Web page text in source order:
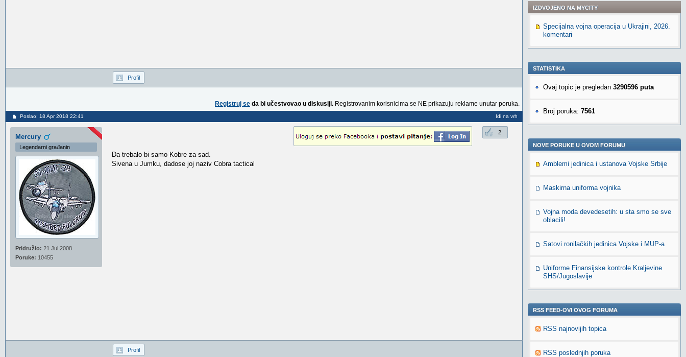
Profil
Registruj se da bi učestvovao u diskusiji. Registrovanim korisnicima se NE prikazuju reklame unutar poruka.
Poslao: 18 Apr 2018 22:41 Idi na vrh
Mercury
Legendarni građanin
Pridružio: 21 Jul 2008
Poruke: 10455
2
Da trebalo bi samo Kobre za sad.
Sivena u Jumku, dadose joj naziv Cobra tactical
Profil
IZDVOJENO NA MYCITY
Specijalna vojna operacija u Ukrajini, 2026.
komentari
STATISTIKA
Ovaj topic je pregledan 3290596 puta
Broj poruka: 7561
NOVE PORUKE U OVOM FORUMU
Amblemi jedinica i ustanova Vojske Srbije
Maskirna uniforma vojnika
Vojna moda devedesetih: u sta smo se sve
oblacili!
Satovi ronilačkih jedinica Vojske i MUP-a
Uniforme Finansijske kontrole Kraljevine
SHS/Jugoslavije
RSS FEED-OVI OVOG FORUMA
RSS najnovijih topica
RSS poslednjih poruka